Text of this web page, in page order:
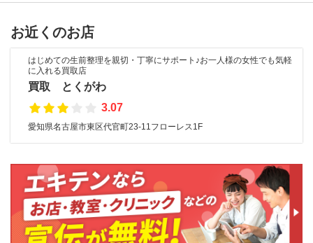
お近くのお店
はじめての生前整理を親切・丁寧にサポート♪お一人様の女性でも気軽
に入れる買取店
買取 とくがわ
3.07
愛知県名古屋市東区代官町23-11フローレス1F